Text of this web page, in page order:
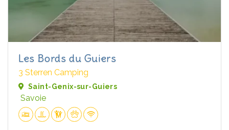
Les Bords du Guiers
3 Sterren Camping
Saint-Genix-sur-Guiers
Savoie